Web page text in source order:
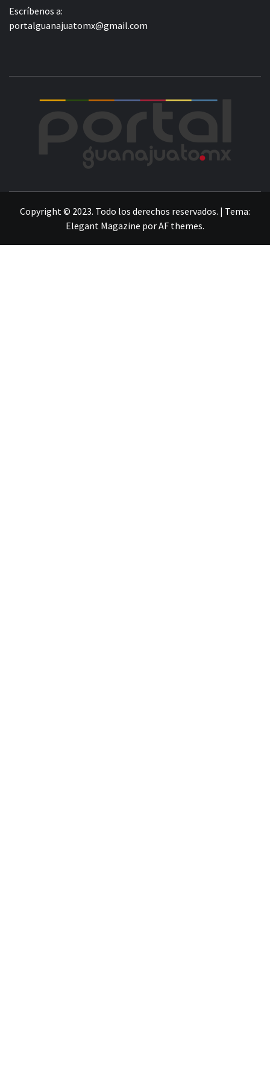
Escríbenos a:
portalguanajuatomx@gmail.com
Copyright © 2023. Todo los derechos reservados. | Tema:
Elegant Magazine porAF themes.